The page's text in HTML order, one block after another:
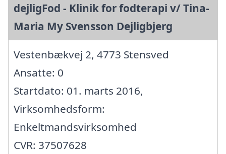
dejligFod - Klinik for fodterapi v/ Tina-
Maria My Svensson Dejligbjerg
Vestenbækvej 2, 4773 Stensved
Ansatte: 0
Startdato: 01. marts 2016,
Virksomhedsform:
Enkeltmandsvirksomhed
CVR: 37507628